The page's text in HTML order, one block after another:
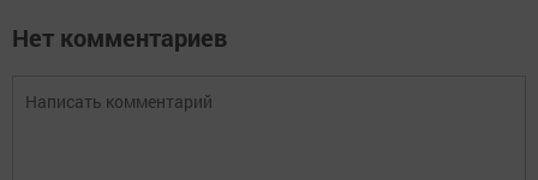
Нет комментариев